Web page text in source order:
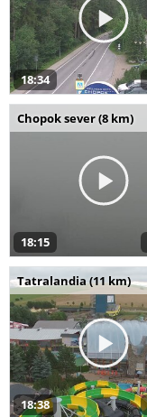
18:34
Chopok sever (8 km)
18:15
Tatralandia (11 km)
18:38